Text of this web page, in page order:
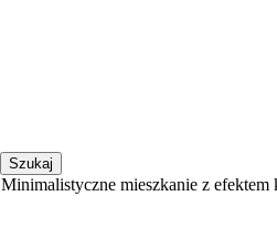
Szukaj
Minimalistyczne mieszkanie z efektem